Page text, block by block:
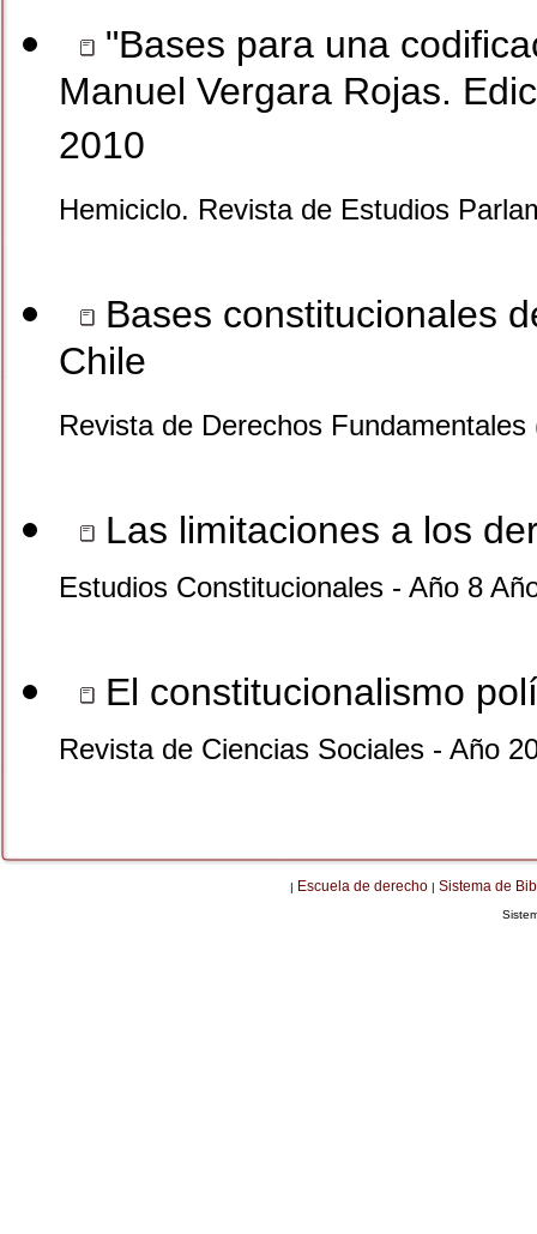
"Bases para una
Manuel Vergara Rojas.
2010
Hemiciclo. Revista de Estudios
Bases constitucionales
Chile
Revista de Derechos
Las limitaciones a los
Estudios Constitucionales - Año 8
El constitucionalismo
Revista de Ciencias Sociales - Año
| Escuela de derecho | Sistema de